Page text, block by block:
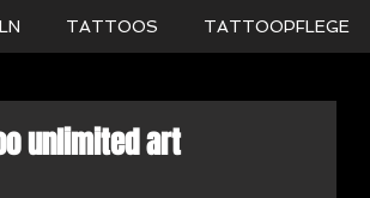
TATTOOS TATTOOPFLEGE
unlimited art